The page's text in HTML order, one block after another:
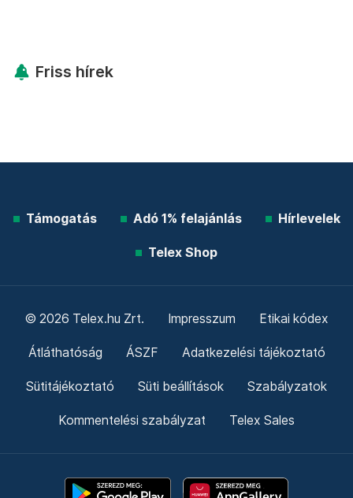
Friss hírek
Támogatás Adó 1% felajánlás Hírlevelek
Telex Shop
© 2026 Telex.hu Zrt. Impresszum Etikai kódex
Átláthatóság ÁSZF Adatkezelési tájékoztató
Sütitájékoztató Süti beállítások Szabályzatok
Kommentelési szabályzat Telex Sales